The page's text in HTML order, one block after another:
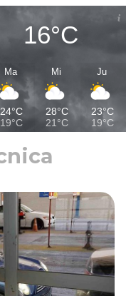
16°C
Ma
24°C
19°C
Mi
28°C
21°C
Ju
23°C
19°C